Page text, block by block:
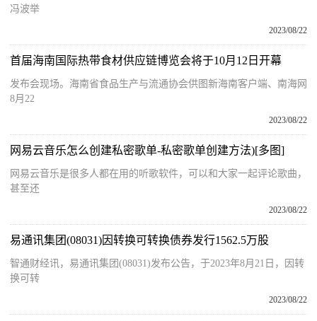
冯波举
2023/08/22
首届海南国际热带食材供应链博览会将于10月12日开幕
发布会现场。海南省食品生产与流通协会供图新海南客户端、南海网
8月22
2023/08/22
网易云音乐怎么创建私密歌单-私密歌单创建方法)[多图]
网易云音乐是很多人都在用的听歌软件，可以和大家一起评论歌曲，
甚至还
2023/08/22
易通讯集团(08031)因转换可转换债券发行1562.5万股
智通财经讯，易通讯集团(08031)发布公告，于2023年8月21日，因转
换可转
2023/08/22